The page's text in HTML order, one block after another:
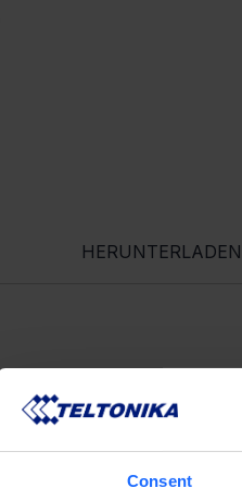
Consent
HERUNTERLADEN